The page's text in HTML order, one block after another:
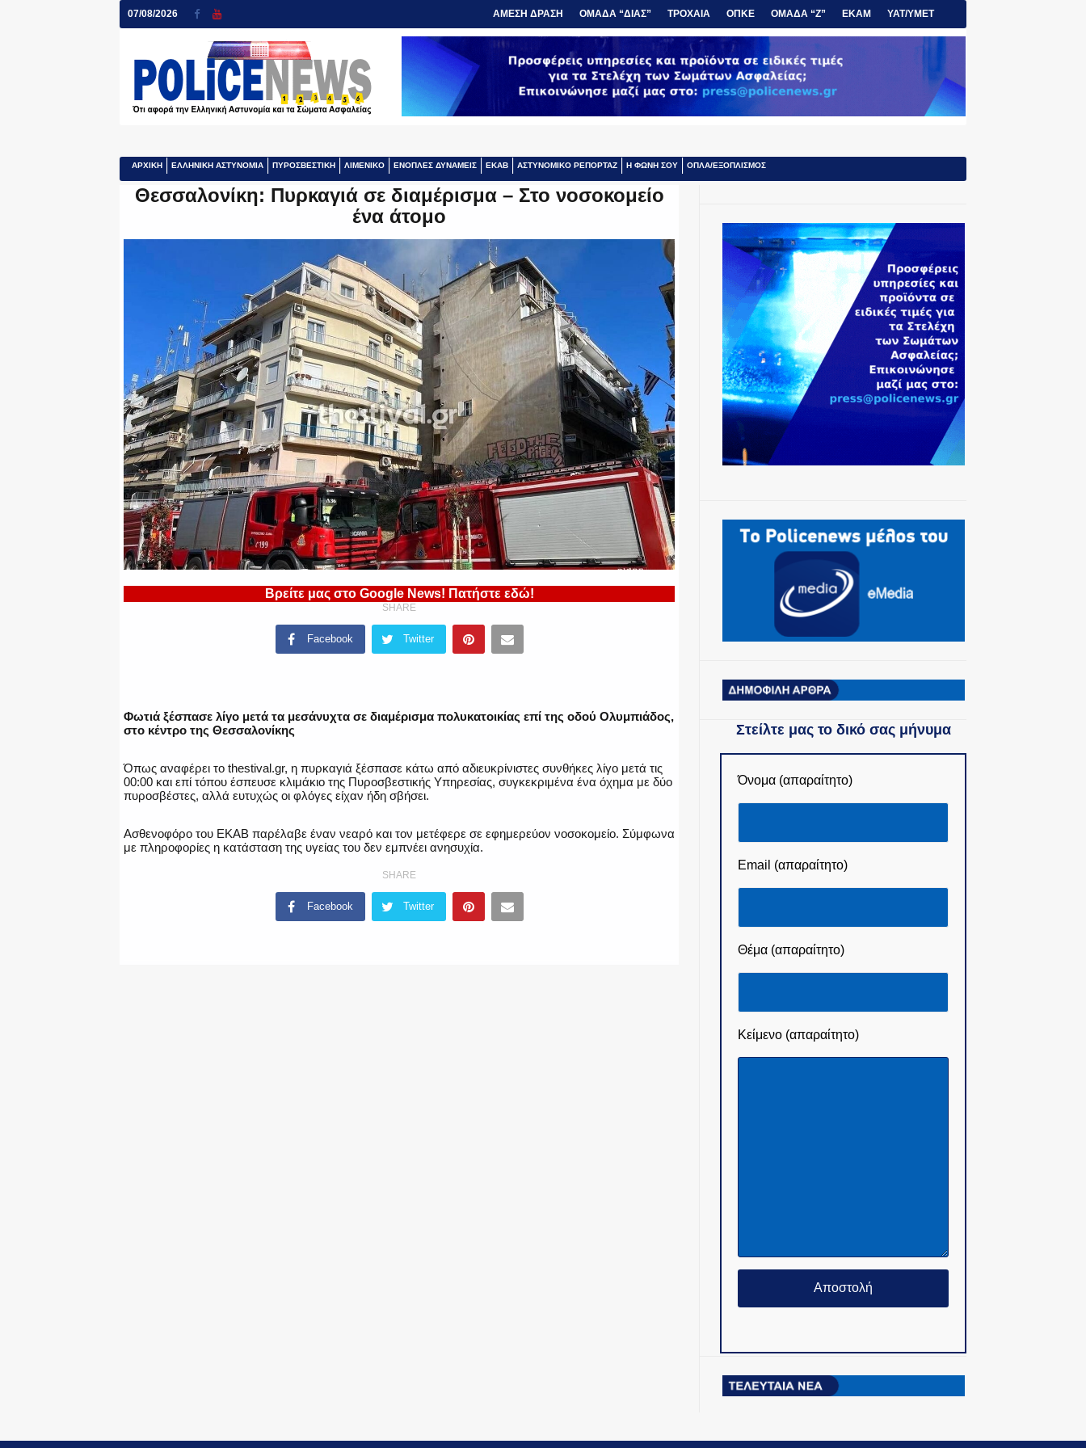
07/08/2026 ΑΜΕΣΗ ΔΡΑΣΗ ΟΜΑΔΑ “ΔΙΑΣ” ΤΡΟΧΑΙΑ ΟΠΚΕ ΟΜΑΔΑ “Ζ” ΕΚΑΜ ΥΑΤ/ΥΜΕΤ
ΑΡΧΙΚΗ ΕΛΛΗΝΙΚΗ ΑΣΤΥΝΟΜΙΑ ΠΥΡΟΣΒΕΣΤΙΚΗ ΛΙΜΕΝΙΚΟ ΕΝΟΠΛΕΣ ΔΥΝΑΜΕΙΣ ΕΚΑΒ ΑΣΤΥΝΟΜΙΚΟ ΡΕΠΟΡΤΑΖ Η ΦΩΝΗ ΣΟΥ ΟΠΛΑ/ΕΞΟΠΛΙΣΜΟΣ
Θεσσαλονίκη: Πυρκαγιά σε διαμέρισμα – Στο νοσοκομείο
ένα άτομο
Βρείτε μας στο Google News! Πατήστε εδώ!
SHARE
Facebook Twitter
Φωτιά ξέσπασε λίγο μετά τα μεσάνυχτα σε διαμέρισμα πολυκατοικίας επί της οδού Ολυμπιάδος,
στο κέντρο της Θεσσαλονίκης
Όπως αναφέρει το thestival.gr, η πυρκαγιά ξέσπασε κάτω από αδιευκρίνιστες συνθήκες λίγο μετά τις
00:00 και επί τόπου έσπευσε κλιμάκιο της Πυροσβεστικής Υπηρεσίας, συγκεκριμένα ένα όχημα με δύο
πυροσβέστες, αλλά ευτυχώς οι φλόγες είχαν ήδη σβήσει.
Ασθενοφόρο του ΕΚΑΒ παρέλαβε έναν νεαρό και τον μετέφερε σε εφημερεύον νοσοκομείο. Σύμφωνα
με πληροφορίες η κατάσταση της υγείας του δεν εμπνέει ανησυχία.
SHARE
Facebook Twitter
Στείλτε μας το δικό σας μήνυμα
Όνομα (απαραίτητο)
Email (απαραίτητο)
Θέμα (απαραίτητο)
Κείμενο (απαραίτητο)